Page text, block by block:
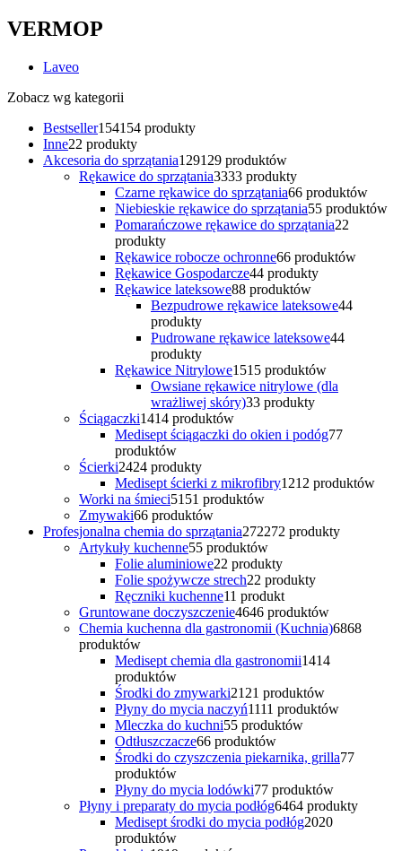
VERMOP
Laveo
Zobacz wg kategorii
Bestseller154154 produkty
Inne22 produkty
Akcesoria do sprzątania129129 produktów
Rękawice do sprzątania3333 produkty
Czarne rękawice do sprzątania66 produktów
Niebieskie rękawice do sprzątania55 produktów
Pomarańczowe rękawice do sprzątania22
produkty
Rękawice robocze ochronne66 produktów
Rękawice Gospodarcze44 produkty
Rękawice lateksowe88 produktów
Bezpudrowe rękawice lateksowe44
produkty
Pudrowane rękawice lateksowe44
produkty
Rękawice Nitrylowe1515 produktów
Owsiane rękawice nitrylowe (dla
wrażliwej skóry)33 produkty
Ściągaczki1414 produktów
Medisept ściągaczki do okien i podóg77
produktów
Ścierki2424 produkty
Medisept ścierki z mikrofibry1212 produktów
Worki na śmieci51 51 produktów
Zmywaki66 produktów
Profesjonalna chemia do sprzątania272272 produkty
Artykuły kuchenne55 produktów
Folie aluminiowe22 produkty
Folie spożywcze strech22 produkty
Ręczniki kuchenne11 produkt
Gruntowane doczyszczenie4646 produktów
Chemia kuchenna dla gastronomii (Kuchnia)6868
produktów
Medisept chemia dla gastronomii1414
produktów
Środki do zmywarki21 21 produktów
Płyny do mycia naczyń1111 produktów
Mleczka do kuchni55 produktów
Odtłuszczacze66 produktów
Środki do czyszczenia piekarnika, grilla77
produktów
Płyny do mycia lodówki77 produktów
Płyny i preparaty do mycia podłóg6464 produkty
Medisept środki do mycia podłóg2020
produktów